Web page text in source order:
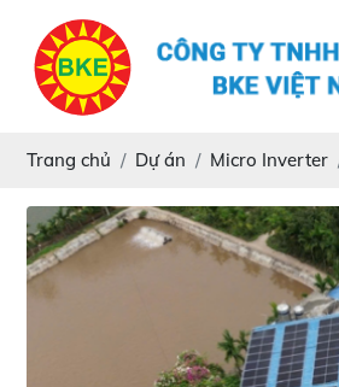
Trang chủ Dự án Micro Inverter